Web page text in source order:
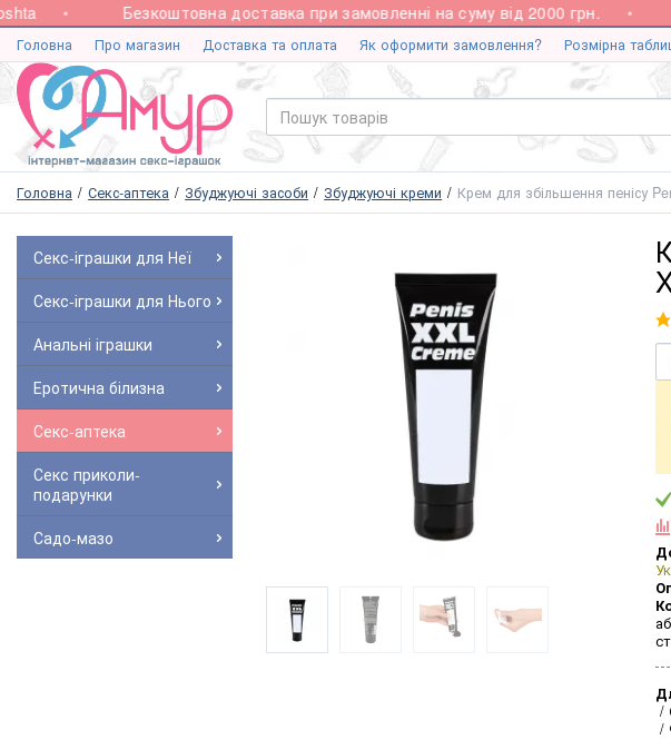
Безкоштовна доставка при замовленні на суму від 2000 грн.
Головна Про магазин Доставка та оплата Як оформити замовлення? Розмірна
Головна Секс-аптека Збуджуючі засоби Збуджуючі креми Крем для збільшення пенісу
Секс-іграшки для Неї
Секс-іграшки для Нього
Анальні іграшки
Еротична білизна
Секс-аптека
Секс приколи-
подарунки
Садо-мазо